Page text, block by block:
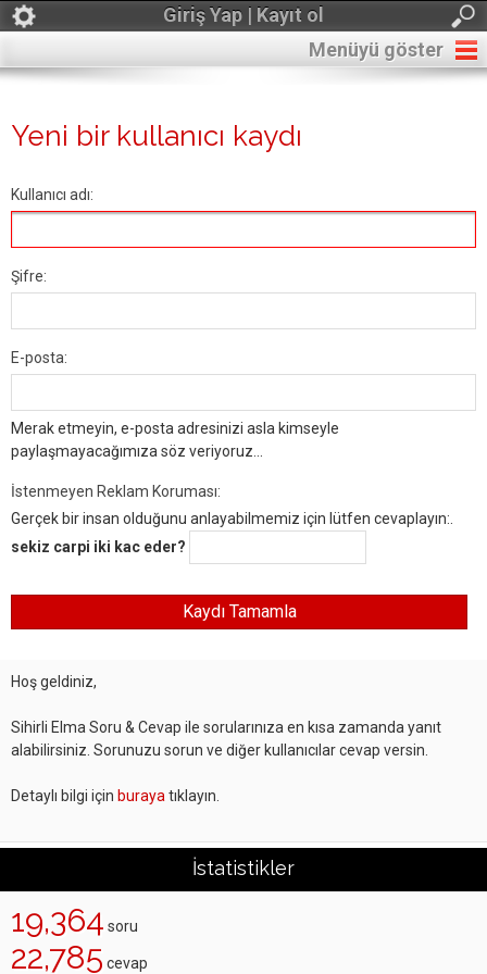
Giriş Yap | Kayıt ol
Menüyü göster
Yeni bir kullanıcı kaydı
Kullanıcı adı:
Şifre:
E-posta:
Merak etmeyin, e-posta adresinizi asla kimseyle
paylaşmayacağımıza söz veriyoruz...
İstenmeyen Reklam Koruması:
Gerçek bir insan olduğunu anlayabilmemiz için lütfen cevaplayın:.
sekiz carpi iki kac eder?
Hoş geldiniz,
Sihirli Elma Soru & Cevap ile sorularınıza en kısa zamanda yanıt
alabilirsiniz. Sorunuzu sorun ve diğer kullanıcılar cevap versin.
Detaylı bilgi için buraya tıklayın.
İstatistikler
19,364 soru
22,785 cevap